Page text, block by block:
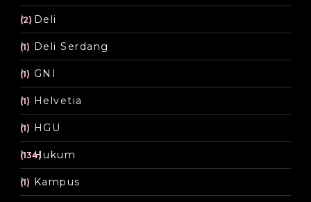
Deli
(2)
Deli Serdang
(1)
GNI
(1)
Helvetia
(1)
HGU
(1)
Hukum
(134)
Kampus
(1)